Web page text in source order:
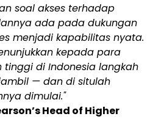
soal akses terhadap
ada pada dukungan
menjadi kapabilitas nyata.
kepada para
di Indonesia langkah
— dan di situlah
dimulai."
Head of Higher